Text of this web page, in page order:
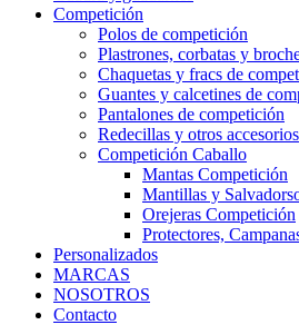
Competición
Polos de competición
Plastrones, corbatas y
Chaquetas y fracs de
Guantes y calcetines de
Pantalones de competición
Redecillas y otros accesorios
Competición Caballo
Mantas Competición
Mantillas y
Orejeras Competición
Protectores,
Personalizados
MARCAS
NOSOTROS
Contacto